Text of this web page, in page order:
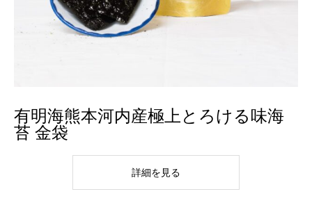
有明海熊本河内産極上とろける味海
苔 金袋
詳細を見る